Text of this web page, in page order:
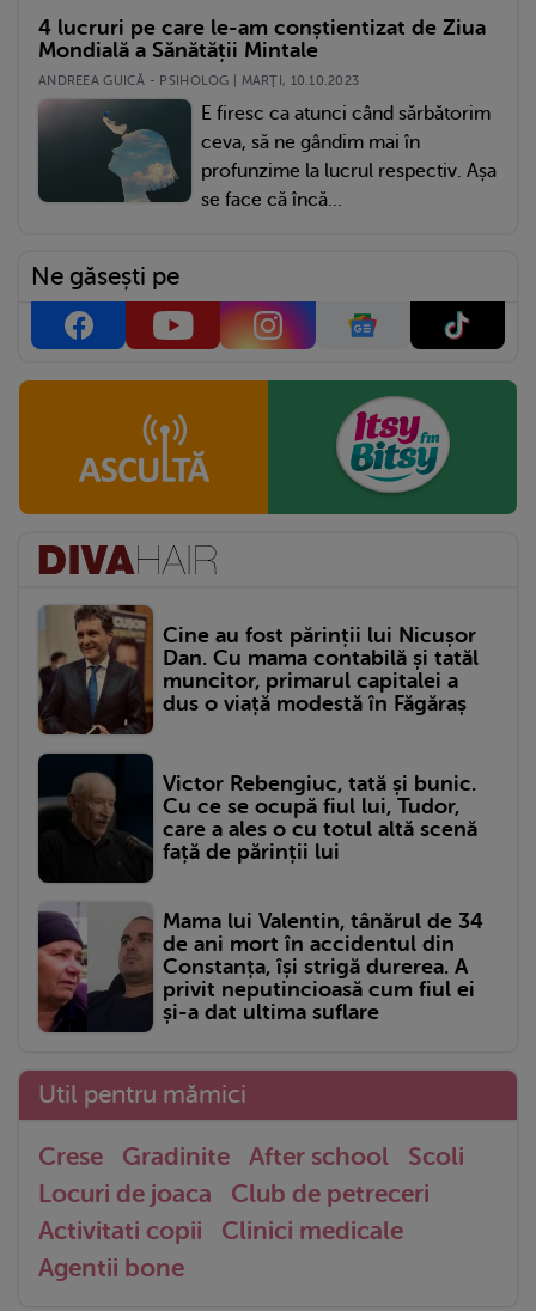
4 lucruri pe care le-am conștientizat de Ziua
Mondială a Sănătății Mintale
ANDREEA GUICĂ - PSIHOLOG | MARŢI, 10.10.2023
E firesc ca atunci când sărbătorim
ceva, să ne gândim mai în
profunzime la lucrul respectiv. Așa
se face că încă...
Ne găsești pe
Cine au fost părinții lui Nicușor
Dan. Cu mama contabilă și tatăl
muncitor, primarul capitalei a
dus o viață modestă în Făgăraș
Victor Rebengiuc, tată și bunic.
Cu ce se ocupă fiul lui, Tudor,
care a ales o cu totul altă scenă
față de părinții lui
Mama lui Valentin, tânărul de 34
de ani mort în accidentul din
Constanța, își strigă durerea. A
privit neputincioasă cum fiul ei
și-a dat ultima suflare
Util pentru mămici
Crese Gradinite After school
Scoli
Locuri de joaca
Club de petreceri
Activitati copii
Clinici medicale
Agentii bone